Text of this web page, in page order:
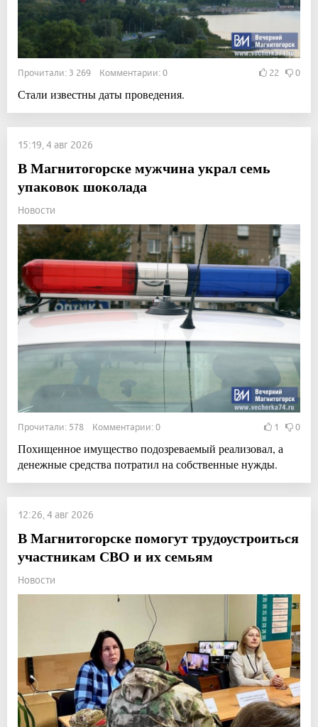
Прочитали: 3 269 Комментарии: 0 22 0
Стали известны даты проведения.
15:19, 4 авг 2026
В Магнитогорске мужчина украл семь
упаковок шоколада
Новости
Прочитали: 578 Комментарии: 0 1 0
Похищенное имущество подозреваемый реализовал, а
денежные средства потратил на собственные нужды.
12:26, 4 авг 2026
В Магнитогорске помогут трудоустроиться
участникам СВО и их семьям
Новости